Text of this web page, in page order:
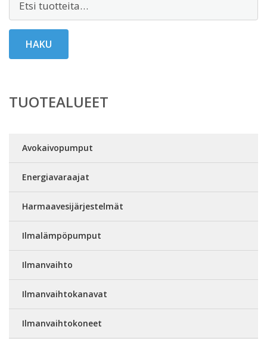
HAKU
TUOTEALUEET
Avokaivopumput
Energiavaraajat
Harmaavesijärjestelmät
Ilmalämpöpumput
Ilmanvaihto
Ilmanvaihtokanavat
Ilmanvaihtokoneet